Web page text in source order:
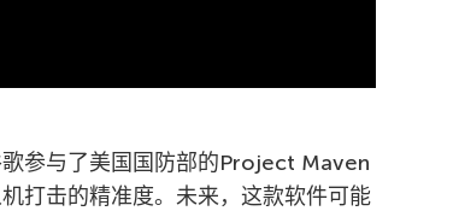
参与了美国国防部的Project Maven
打击的精准度。未来，这款软件可能